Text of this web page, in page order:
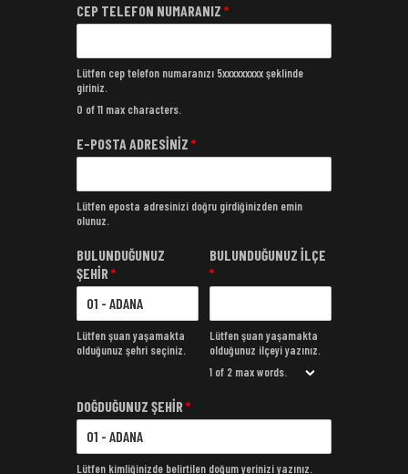
CEP TELEFON NUMARANIZ *
Lütfen cep telefon numaranızı 5xxxxxxxxx şeklinde
giriniz.
0 of 11 max characters.
E-POSTA ADRESİNİZ *
Lütfen eposta adresinizi doğru girdiğinizden emin
olunuz.
BULUNDUĞUNUZ
ŞEHİR*
Lütfen şuan yaşamakta
olduğunuz şehri seçiniz.
BULUNDUĞUNUZ İLÇE
*
Lütfen şuan yaşamakta
olduğunuz ilçeyi yazınız.
1 of 2 max words.
DOĞDUĞUNUZ ŞEHİR*
Lütfen kimliğinizde belirtilen doğum yerinizi yazınız.